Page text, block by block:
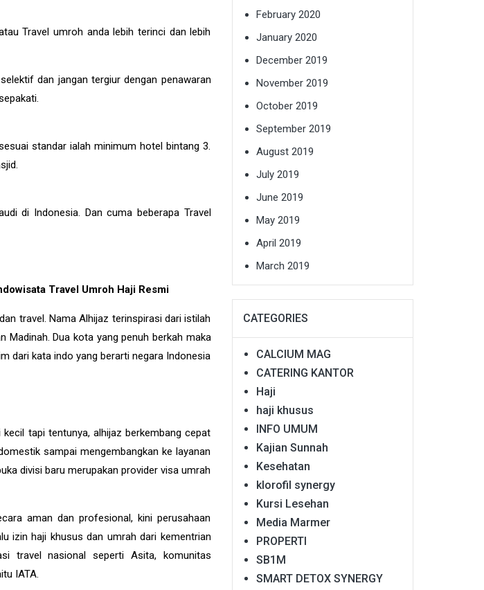
Travel umroh anda lebih terinci dan lebih
dan jangan tergiur dengan penawaran
standar ialah minimum hotel bintang 3.
di Indonesia. Dan cuma beberapa Travel
Travel Umroh Haji Resmi
travel. Nama Alhijaz terinspirasi dari istilah
Dua kota yang penuh berkah maka
dari kata indo yang berarti negara Indonesia
tapi tentunya, alhijaz berkembang cepat
sampai mengembangkan ke layanan
divisi baru merupakan provider visa umrah
aman dan profesional, kini perusahaan
izin haji khusus dan umrah dari kementrian
travel nasional seperti Asita, komunitas
IATA.
February 2020
January 2020
December 2019
November 2019
October 2019
September 2019
August 2019
July 2019
June 2019
May 2019
April 2019
March 2019
CATEGORIES
CALCIUM MAG
CATERING KANTOR
Haji
haji khusus
INFO UMUM
Kajian Sunnah
Kesehatan
klorofil synergy
Kursi Lesehan
Media Marmer
PROPERTI
SB1M
SMART DETOX SYNERGY